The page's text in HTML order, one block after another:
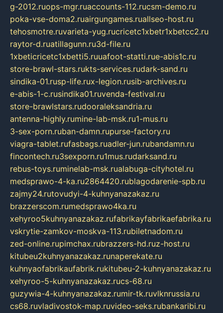
g-2012.ruops-mgr.ruaccounts-112.rucsm-demo.ru
poka-vse-doma2.ruairgungames.ruallseo-host.ru
tehosmotre.ruvarieta-yug.rucricetc1xbetr1xbetcc2.ru
raytor-d.ruatillagunn.ru3d-file.ru
1xbeticricetc1xbetti5.ruuafoot-statti.rue-abis1c.ru
store-brawl-stars.rukts-services.rudark-sand.ru
sindika-01.rusp-life.rux-legion.rusib-archives.ru
e-abis-1-c.rusindika01.ruvenda-festival.ru
store-brawlstars.rudooraleksandria.ru
antenna-highly.rumine-lab-msk.ru1-mus.ru
3-sex-porn.ruban-damn.rupurse-factory.ru
viagra-tablet.rufasbags.ruadler-jun.rubandamn.ru
fincontech.ru3sexporn.ru1mus.rudarksand.ru
rebus-toys.ruminelab-msk.rualabuga-cityhotel.ru
medsprawo-4-ka.ru2864420.rublagodarenie-spb.ru
zajmy24.rutovudyi-4-kuhnyanazakaz.ru
brazzerscom.rumedsprawo4ka.ru
xehyroo5kuhnyanazakaz.rufabrikayfabrikaefabrika.ru
vskrytie-zamkov-moskva-113.rubiletnadom.ru
zed-online.rupimchax.rubrazzers-hd.ruz-host.ru
kitubeu2kuhnyanazakaz.runaperekate.ru
kuhnyaofabrikaufabrik.rukitubeu-2-kuhnyanazakaz.ru
xehyroo-5-kuhnyanazakaz.rucs-68.ru
guzywia-4-kuhnyanazakaz.rumir-tk.ruvlknrussia.ru
cs68.ruvladivostok-map.ruvideo-seks.rubankaribi.ru